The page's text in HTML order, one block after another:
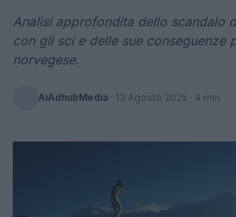
Analisi approfondita dello scandalo
con gli sci e delle sue conseguenze
norvegese.
AiAdhubMedia · 13 Agosto 2025 · 4 min